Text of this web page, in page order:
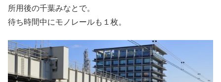
所用後の千葉みなとで。
待ち時間中にモノレールも１枚。